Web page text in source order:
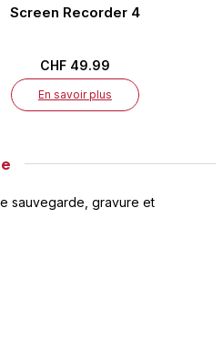
Screen Recorder 4
CHF 49.99
En savoir plus
sauvegarde, gravure et